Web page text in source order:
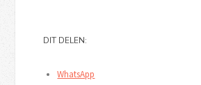
DIT DELEN:
WhatsApp